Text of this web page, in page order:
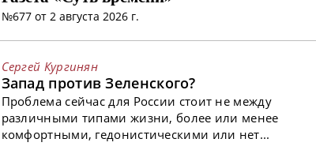
№677 от 2 августа 2026 г.
Сергей Кургинян
Запад против Зеленского?
Проблема сейчас для России стоит не между
различными типами жизни, более или менее
комфортными, гедонистическими или нет...